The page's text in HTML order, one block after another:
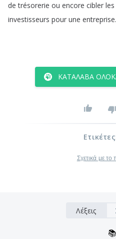
de trésorerie ou encore cibler les
investisseurs pour une entreprise.
ΚΑΤΆΛΑΒΑ
Ετικέτες
Σχετικά με το
Λέξεις
📚